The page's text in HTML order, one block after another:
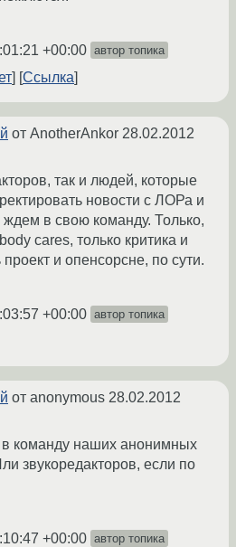
+00:00 автор топика
Ссылка
от AnotherAnkor 28.02.2012
так и людей, которые
новости с ЛОРа и
в свою команду. Только,
cares, только критика и
и опенсорсне, по сути.
+00:00 автор топика
от anonymous 28.02.2012
команду наших анонимных
звукоредакторов, если по
+00:00 автор топика